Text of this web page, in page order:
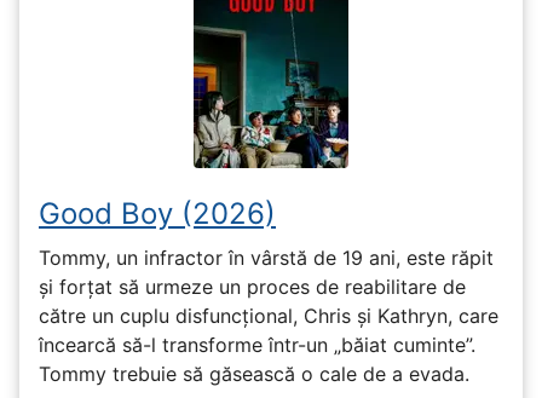
Good Boy (2026)
Tommy, un infractor în vârstă de 19 ani, este răpit
și forțat să urmeze un proces de reabilitare de
către un cuplu disfuncțional, Chris și Kathryn, care
încearcă să-l transforme într-un „băiat cuminte”.
Tommy trebuie să găsească o cale de a evada.